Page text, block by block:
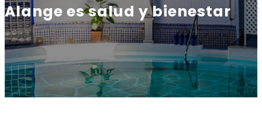
Alange es salud y bienestar